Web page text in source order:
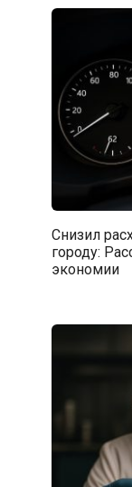
Снизил
городу:
экономии